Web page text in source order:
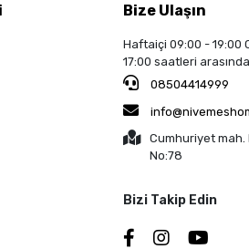
Bize Ulaşın
Haftaiçi 09:00 - 19:00
17:00 saatleri
08504414999
Cumhuriyet mah.
No:78
Bizi Takip Edin